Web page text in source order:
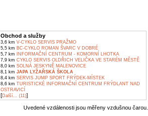
Obchod a služby
3,6 km V-CYKLO SERVIS PRAŽMO
5,5 km BC-CYKLO ROMAN ŠVARC V DOBRÉ
5,7 km INFORMAČNÍ CENTRUM - KOMORNÍ LHOTKA
7,9 km CYKLO SERVIS OLDŘICH VELIČKA VE STARÉM MĚSTĚ
8,0 km SOLNÁ JESKYNĚ MALENOVICE
8,1 km JAPA LYŽAŘSKÁ ŠKOLA
8,4 km SERVIS JUMP SPORT FRÝDEK-MÍSTEK
8,6 km TURISTICKÉ INFORMAČNÍ CENTRUM FRÝDLANT NAD
OSTRAVICÍ
[Další... (11)]
Uvedené vzdálenosti jsou měřeny vzdušnou čarou.